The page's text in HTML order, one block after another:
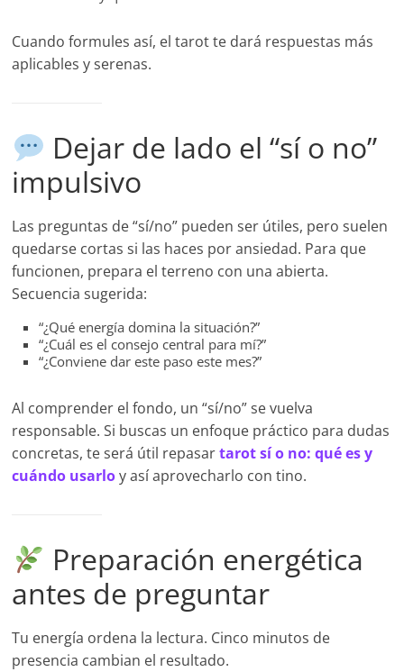
Cuando formules así, el tarot te dará respuestas más
aplicables y serenas.
Dejar de lado el “sí o no”
impulsivo
Las preguntas de “sí/no” pueden ser útiles, pero suelen
quedarse cortas si las haces por ansiedad. Para que
funcionen, prepara el terreno con una abierta.
Secuencia sugerida:
“¿Qué energía domina la situación?”
“¿Cuál es el consejo central para mí?”
“¿Conviene dar este paso este mes?”
Al comprender el fondo, un “sí/no” se vuelva
responsable. Si buscas un enfoque práctico para dudas
concretas, te será útil repasartarot sí o no: qué es y
cuándo usarloy así aprovecharlo con tino.
Preparación energética
antes de preguntar
Tu energía ordena la lectura. Cinco minutos de
presencia cambian el resultado.